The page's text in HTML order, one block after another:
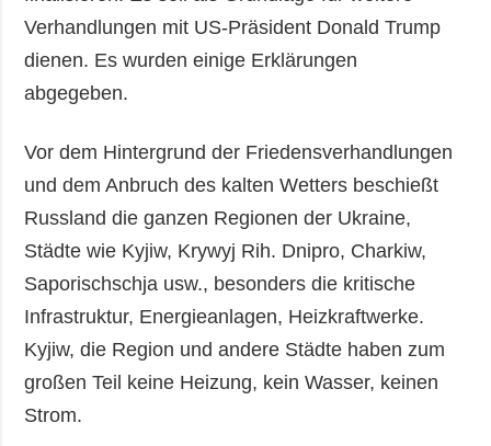
Verhandlungen mit US-Präsident Donald Trump
dienen. Es wurden einige Erklärungen
abgegeben.
Vor dem Hintergrund der Friedensverhandlungen
und dem Anbruch des kalten Wetters beschießt
Russland die ganzen Regionen der Ukraine,
Städte wie Kyjiw, Krywyj Rih. Dnipro, Charkiw,
Saporischschja usw., besonders die kritische
Infrastruktur, Energieanlagen, Heizkraftwerke.
Kyjiw, die Region und andere Städte haben zum
großen Teil keine Heizung, kein Wasser, keinen
Strom.